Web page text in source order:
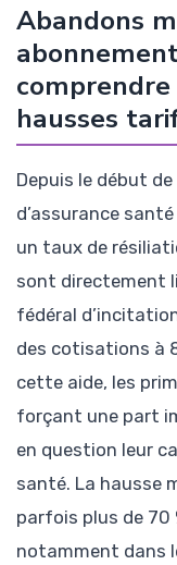
Abandons
hausses
Depuis le début
d’assurance
un taux de
sont directement
fédéral
des cotisations à
cette aide, les
forçant une part
en question leur
santé. La hausse
parfois plus de 70
notamment dans